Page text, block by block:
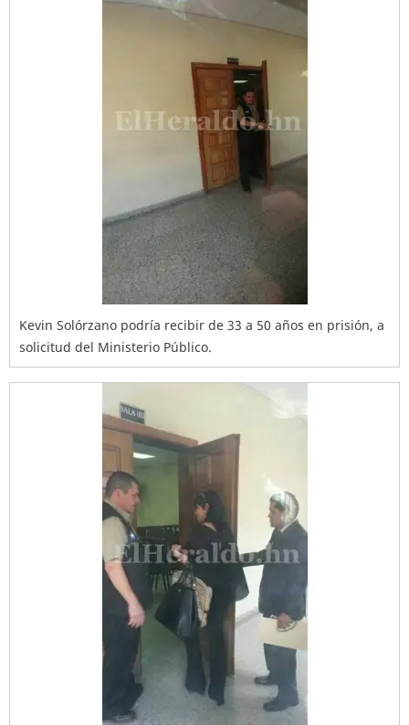
Kevin Solórzano podría recibir de 33 a 50 años en prisión, a
solicitud del Ministerio Público.